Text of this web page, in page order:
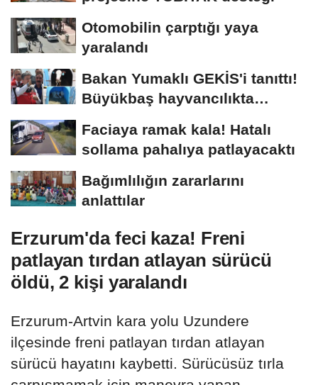
Otomobilin çarptığı yaya
yaralandı
Bakan Yumaklı GEKİS'i tanıttı!
Büyükbaş hayvancılıkta
Faciaya ramak kala! Hatalı
sollama pahalıya patlayacaktı
Bağımlılığın zararlarını
anlattılar
Erzurum'da feci kaza! Freni
patlayan tırdan atlayan sürücü
öldü, 2 kişi yaralandı
Erzurum-Artvin kara yolu Uzundere
ilçesinde freni patlayan tırdan atlayan
sürücü hayatını kaybetti. Sürücüsüz tırla